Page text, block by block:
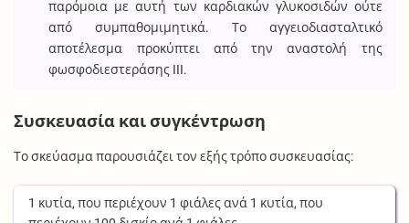
παρόμοια με αυτή των καρδιακών γλυκοσιδών ούτε
από συμπαθομιμητικά. Το αγγειοδιασταλτικό
αποτέλεσμα προκύπτει από την αναστολή της
φωσφοδιεστεράσης III.
Συσκευασία και συγκέντρωση
Το σκεύασμα παρουσιάζει τον εξής τρόπο συσκευασίας:
1 κυτία, που περιέχουν 1 φιάλεςανά 1 κυτία, που